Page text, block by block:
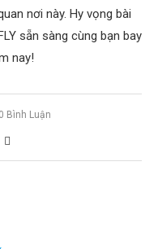
nơi này. Hy vọng bài
sẵn sàng cùng bạn bay
nay!
0 Bình Luận